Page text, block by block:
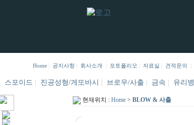
Home 공지사항 회사소개 포토폴리오 자료실 견적문의
스포이드 진공성형/게또바시 브로우/사출 금속 유리병
현재위치 : Home > BLOW & 사출